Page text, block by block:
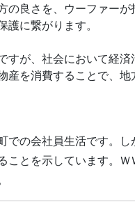
の良さを、ウーファー
に繋がります。
すが、社会において経
を消費することで、地
での会社員生活です。
ことを示しています。